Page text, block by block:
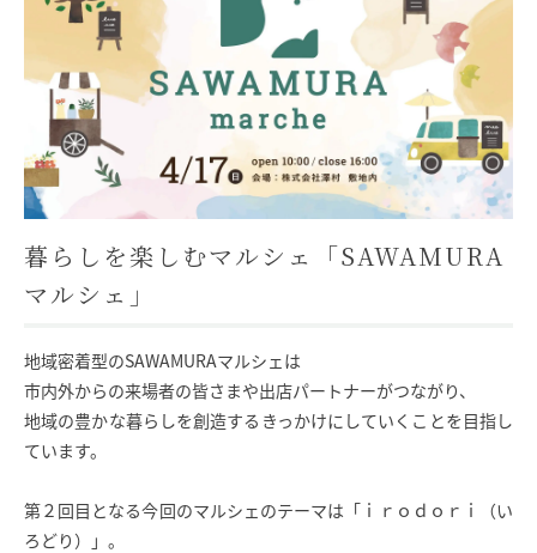
SAWAMURAリフォーム
暮らしを楽しむマルシェ「SAWAMURA
マルシェ」
地域密着型のSAWAMURAマルシェは
市内外からの来場者の皆さまや出店パートナーがつながり、
地域の豊かな暮らしを創造するきっかけにしていくことを目指し
ています。
第２回目となる今回のマルシェのテーマは「ｉｒｏｄｏｒｉ（い
ろどり）」。